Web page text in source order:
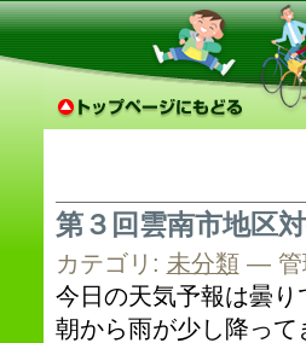
第３回雲南市地区
カテゴリ: 未分類— 管
今日の天気予報は曇り
朝から雨が少し降って